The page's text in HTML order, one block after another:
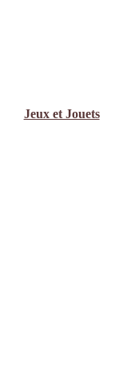
Jeux et Jouets